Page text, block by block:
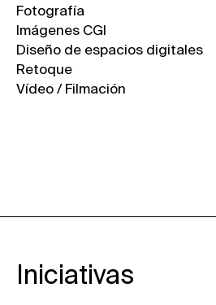
Fotografía
Imágenes CGI
Diseño de espacios digitales
Retoque
Vídeo / Filmación
Iniciativas